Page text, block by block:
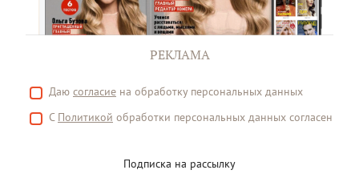
РЕКЛАМА
Даю согласие на обработку персональных данных
С Политикой обработки персональных данных согласен
Подписка на рассылку